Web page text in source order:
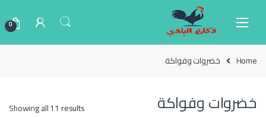
0
Home خضروات وفواكة
خضروات وفواكة Showing all 11 results